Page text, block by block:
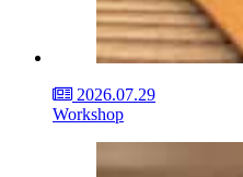
2026.07.29
Workshop